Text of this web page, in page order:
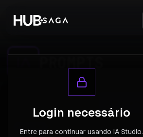
IA PROMPTS
Login necessário
Entre para continuar usando IA Studio.